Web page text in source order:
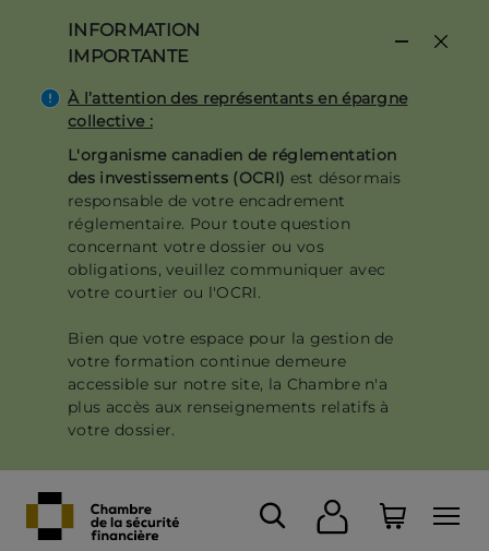
contenu
principal
INFORMATION
IMPORTANTE
À l’attention des représentants en épargne
collective :
L'organisme canadien de réglementation
des investissements (OCRI) est désormais
responsable de votre encadrement
réglementaire. Pour toute question
concernant votre dossier ou vos
obligations, veuillez communiquer avec
votre courtier ou l'OCRI.
Bien que votre espace pour la gestion de
votre formation continue demeure
accessible sur notre site, la Chambre n'a
plus accès aux renseignements relatifs à
votre dossier.